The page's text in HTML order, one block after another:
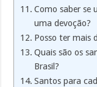
Como saber se
uma devoção?
Posso ter mais
Quais são os
Brasil?
Santos para